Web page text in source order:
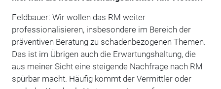
Feldbauer: Wir wollen das RM weiter
professionalisieren, insbesondere im Bereich der
präventiven Beratung zu schadenbezogenen Themen.
Das ist im Übrigen auch die Erwartungshaltung, die
aus meiner Sicht eine steigende Nachfrage nach RM
spürbar macht. Häufig kommt der Vermittler oder